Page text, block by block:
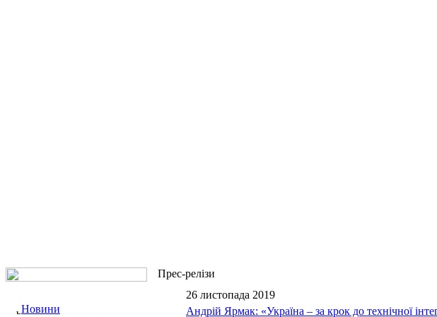
Новини
Прес-релізи
26 листопада 2019
Андрій Ярмак: «Україна – за крок до технічної